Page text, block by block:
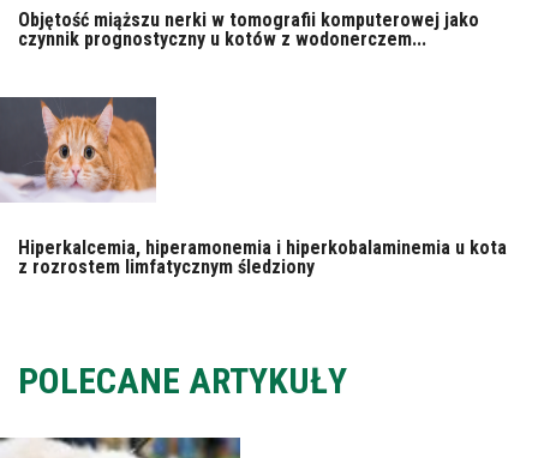
Objętość miąższu nerki w tomografii komputerowej jako
czynnik prognostyczny u kotów z wodonerczem...
Hiperkalcemia, hiperamonemia i hiperkobalaminemia u kota
z rozrostem limfatycznym śledziony
POLECANE ARTYKUŁY